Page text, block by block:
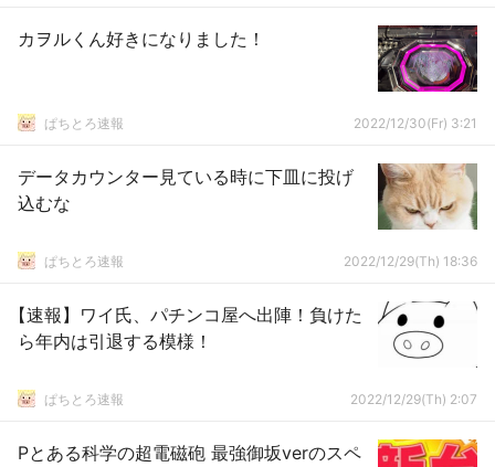
カヲルくん好きになりました！
ぱちとろ速報 2022/12/30(Fr) 3:21
データカウンター見ている時に下皿に投げ
込むな
ぱちとろ速報 2022/12/29(Th) 18:36
【速報】ワイ氏、パチンコ屋へ出陣！負けた
ら年内は引退する模様！
ぱちとろ速報 2022/12/29(Th) 2:07
Pとある科学の超電磁砲 最強御坂verのスペ